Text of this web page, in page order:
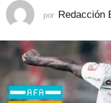
d
s
d
e
por Redacción